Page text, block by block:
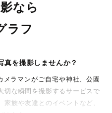
なら
ラフ
真を撮影しませんか？
ラマンがご自宅や神社、公園
切な瞬間を撮影するサービスで
族や友達とのイベントなど、